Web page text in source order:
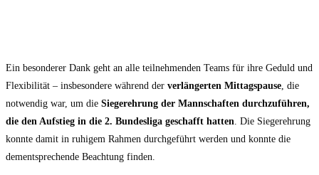
Ein besonderer Dank geht an alle teilnehmenden Teams für ihre Geduld und
Flexibilität – insbesondere während der verlängerten Mittagspause , die
notwendig war, um die Siegerehrung der Mannschaften durchzuführen,
die den Aufstieg in die 2. Bundesliga geschafft hatten . Die Siegerehrung
konnte damit in ruhigem Rahmen durchgeführt werden und konnte die
dementsprechende Beachtung finden.